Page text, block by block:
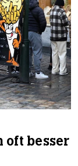
oft besser